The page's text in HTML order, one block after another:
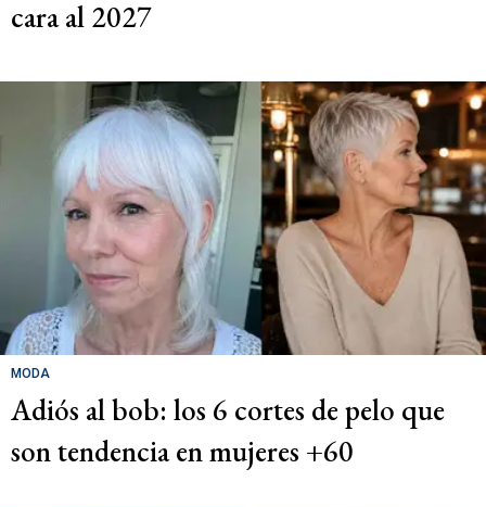
cara al 2027
MODA
Adiós al bob: los 6 cortes de pelo que
son tendencia en mujeres +60